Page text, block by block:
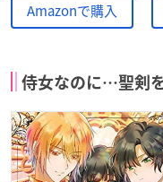
Amazonで購入
侍女なのに…聖剣